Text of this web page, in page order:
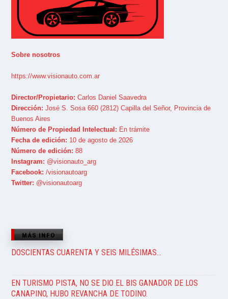
Sobre nosotros
https://www.visionauto.com.ar
Director/Propietario: Carlos Daniel Saavedra
Dirección: José S. Sosa 660 (2812) Capilla del Señor, Provincia de
Buenos Aires
Número de Propiedad Intelectual: En trámite
Fecha de edición: 10 de agosto de 2026
Número de edición: 88
Instagram: @visionauto_arg
Facebook: /visionautoarg
Twitter: @visionautoarg
MÁS INFO
DOSCIENTAS CUARENTA Y SEIS MILÉSIMAS…
EN TURISMO PISTA, NO SE DIO EL BIS GANADOR DE LOS
CANAPINO, HUBO REVANCHA DE TODINO.